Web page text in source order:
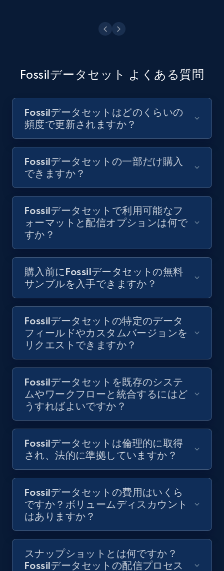
Fossilデータセット よくある質問
Fossilデータセットはどのくらいの
頻度で更新されますか？
Fossilデータセットの一部だけ購入
できますか？
Fossilデータセットで利用可能なフ
ォーマットと配信オプションは何で
すか？
購入前にFossilデータセットの無料
サンプルを入手できますか？
Fossilデータセットの特定のデータ
フィールドやカスタムバージョンを
リクエストできますか？
Fossilデータセットを既存のシステ
ムやワークフローと統合するにはど
うすればよいですか？
Fossilデータセットは倫理的に取得
され、法的に準拠していますか？
Fossilデータセットの費用はいくら
ですか？ボリュームディスカウント
はありますか？
スナップショットとは何ですか？
Fossilデータセットの配信プロセス